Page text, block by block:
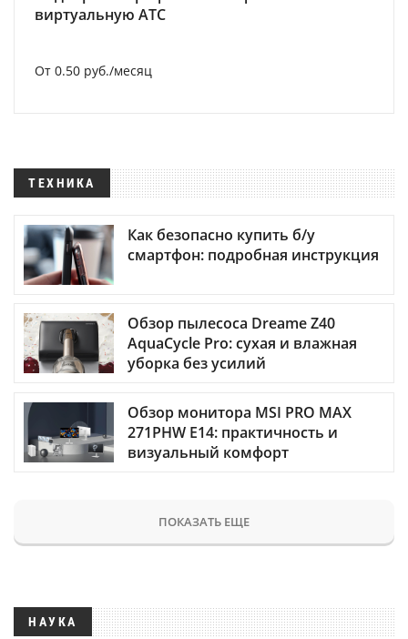
виртуальную АТС
От 0.50 руб./месяц
ТЕХНИКА
Как безопасно купить б/у
смартфон: подробная инструкция
Обзор пылесоса Dreame Z40
AquaCycle Pro: сухая и влажная
уборка без усилий
Обзор монитора MSI PRO MAX
271PHW E14: практичность и
визуальный комфорт
ПОКАЗАТЬ ЕЩЕ
НАУКА